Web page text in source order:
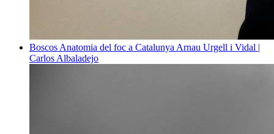
Boscos Anatomia del foc a Catalunya Arnau Urgell i Vidal |
Carlos Albaladejo